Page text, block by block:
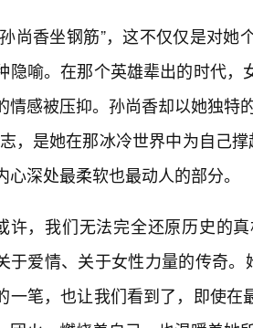
尚香坐钢筋”，这不仅仅是对
隐喻。在那个英雄辈出的时代
情感被压抑。孙尚香却以她独特
，是她在那冰冷世界中为自己
心深处最柔软也最动人的部分。
许，我们无法完全还原历史的
于爱情、关于女性力量的传奇
一笔，也让我们看到了，即使